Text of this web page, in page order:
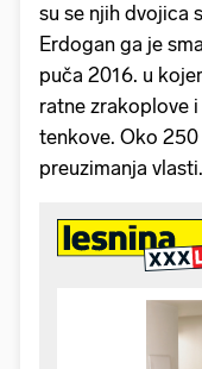
su se njih dvojica
Erdogan ga je
puča 2016. u
ratne zrakoplove
tenkove. Oko
preuzimanja vlasti.